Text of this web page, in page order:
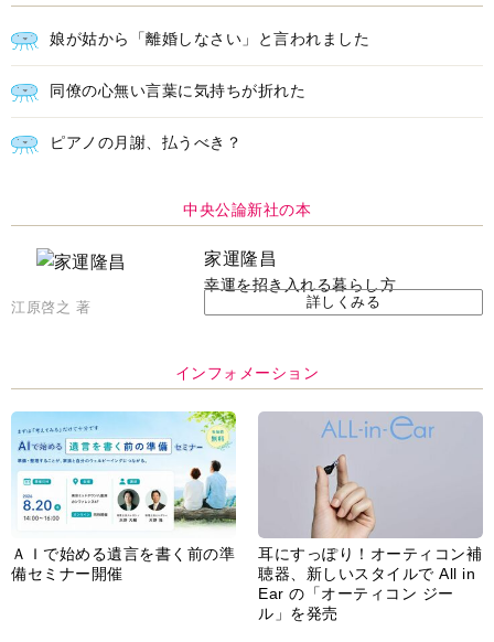
娘が姑から「離婚しなさい」と言われました
同僚の心無い言葉に気持ちが折れた
ピアノの月謝、払うべき？
中央公論新社の本
家運隆昌
幸運を招き入れる暮らし方
江原啓之 著 詳しくみる
インフォメーション
ＡＩで始める遺言を書く前の準
備セミナー開催
耳にすっぽり！オーティコン補
聴器、新しいスタイルで All in
Ear の「オーティコン ジー
ル」を発売